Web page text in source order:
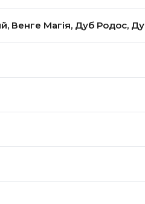
Венге Магія, Дуб Родос,